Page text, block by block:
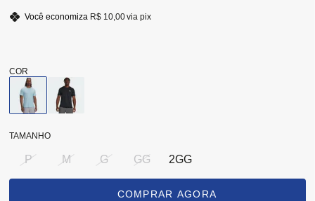
Você economiza R$ 10,00via pix
TAMANHO
P M G GG 2GG